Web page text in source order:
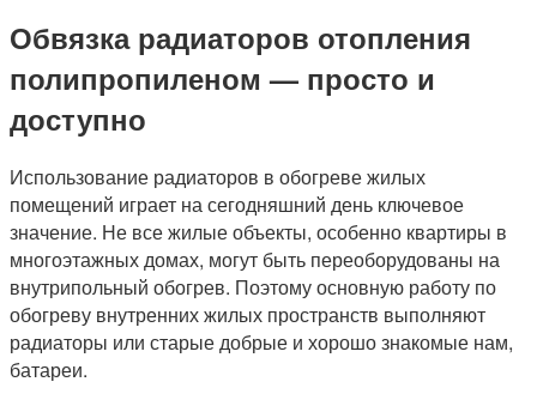
Обвязка радиаторов отопления
полипропиленом — просто и
доступно
Использование радиаторов в обогреве жилых
помещений играет на сегодняшний день ключевое
значение. Не все жилые объекты, особенно квартиры в
многоэтажных домах, могут быть переоборудованы на
внутрипольный обогрев. Поэтому основную работу по
обогреву внутренних жилых пространств выполняют
радиаторы или старые добрые и хорошо знакомые нам,
батареи.